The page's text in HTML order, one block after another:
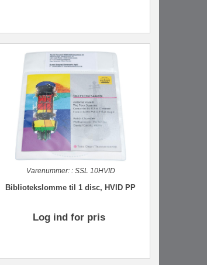
Varenummer:: SSL 10HVID
Bibliotekslomme til 1 disc, HVID PP
Log ind for pris